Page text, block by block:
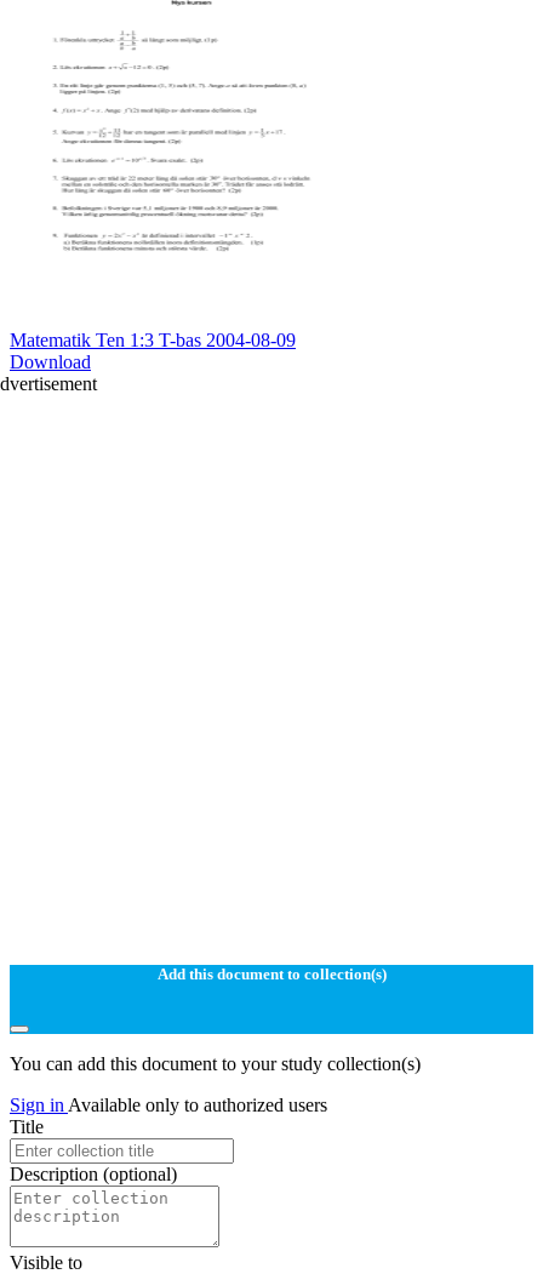
Matematik Ten 1:3 T-bas 2004-08-09
Download
Add this document to collection(s)
You can add this document to your study collection(s)
Sign in Available only to authorized users
Title
Description (optional)
Visible to